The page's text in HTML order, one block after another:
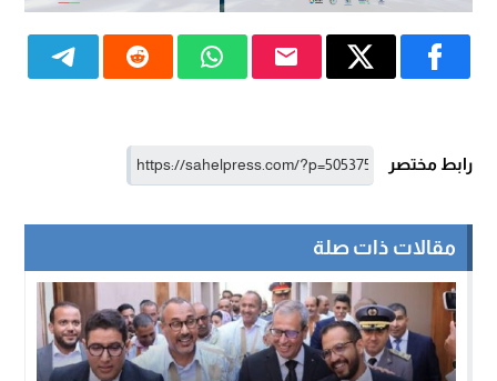
رابط مختصر
مقالات ذات صلة